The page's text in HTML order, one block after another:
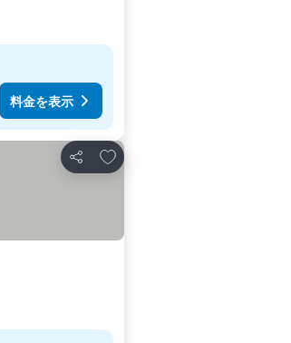
料金を表示
シェア
お気に入りに追加